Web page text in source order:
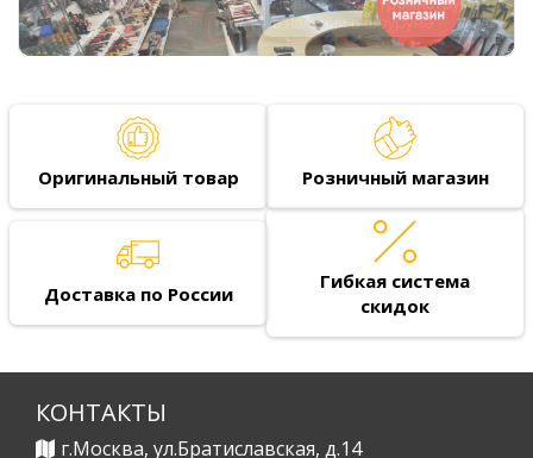
Оригинальный товар Розничный магазин
Доставка по России
Гибкая система
скидок
КОНТАКТЫ
г.Москва, ул.Братиславская, д.14